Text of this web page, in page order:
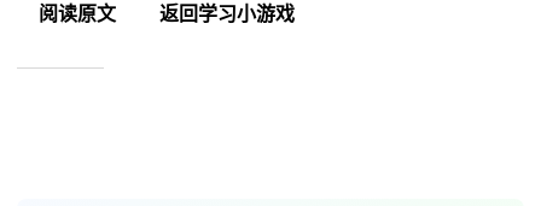
阅读原文 返回学习小游戏